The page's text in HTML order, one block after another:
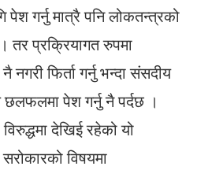
गर्नु मात्रै पनि लोकतन्त्रको
। तर प्रक्रियागत रुपमा
फिर्ता गर्नु भन्दा संसदीय
छलफलमा पेश गर्नु नै पर्दछ ।
देखिई रहेको यो
विषयमा